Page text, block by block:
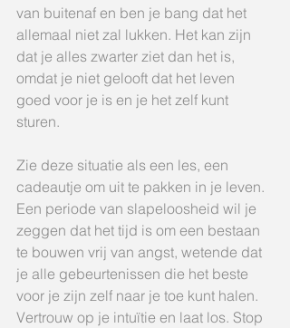
van buitenaf en ben je bang dat het
allemaal niet zal lukken. Het kan zijn
dat je alles zwarter ziet dan het is,
omdat je niet gelooft dat het leven
goed voor je is en je het zelf kunt
sturen.
Zie deze situatie als een les, een
cadeautje om uit te pakken in je leven.
Een periode van slapeloosheid wil je
zeggen dat het tijd is om een bestaan
te bouwen vrij van angst, wetende dat
je alle gebeurtenissen die het beste
voor je zijn zelf naar je toe kunt halen.
Vertrouw op je intuïtie en laat los. Stop